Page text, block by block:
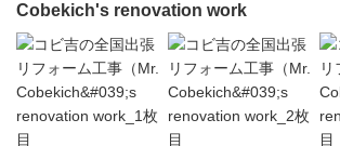
Cobekich's renovation work